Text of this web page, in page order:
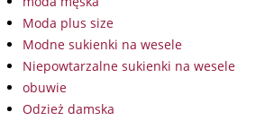
Moda plus size
Modne sukienki na wesele
Niepowtarzalne sukienki na wesele
obuwie
Odzież damska